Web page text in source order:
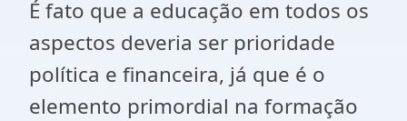
É fato que a educação em todos os
aspectos deveria ser prioridade
política e financeira, já que é o
elemento primordial na formação